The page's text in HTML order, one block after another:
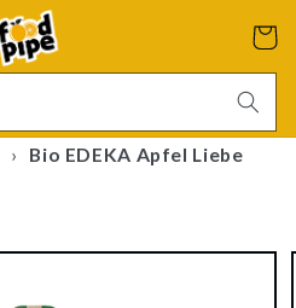
›
Bio EDEKA Apfel Liebe